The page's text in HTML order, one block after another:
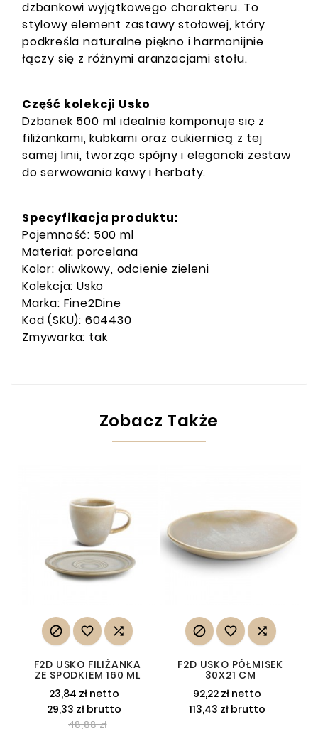
dzbankowi wyjątkowego charakteru. To
stylowy element zastawy stołowej, który
podkreśla naturalne piękno i harmonijnie
łączy się z różnymi aranżacjami stołu.
Część kolekcji Usko
Dzbanek 500 ml idealnie komponuje się z
filiżankami, kubkami oraz cukiernicą z tej
samej linii, tworząc spójny i elegancki zestaw
do serwowania kawy i herbaty.
Specyfikacja produktu:
Pojemność: 500 ml
Materiał: porcelana
Kolor: oliwkowy, odcienie zieleni
Kolekcja: Usko
Marka: Fine2Dine
Kod (SKU): 604430
Zmywarka: tak
Zobacz Także
  
F2D USKO FILIŻANKA
ZE SPODKIEM 160 ML
23,84 zł netto
29,33 zł brutto
48,88 zł
  
F2D USKO PÓŁMISEK
30X21 CM
92,22 zł netto
113,43 zł brutto